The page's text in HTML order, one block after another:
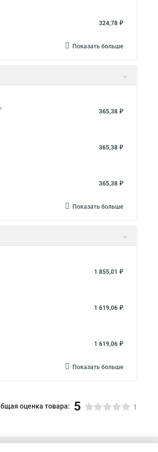
324,78 ₽
Показать больше
365,38 ₽
365,38 ₽
365,38 ₽
Показать больше
1 855,01 ₽
1 619,06 ₽
1 619,06 ₽
Показать больше
оценка товара: 5 1